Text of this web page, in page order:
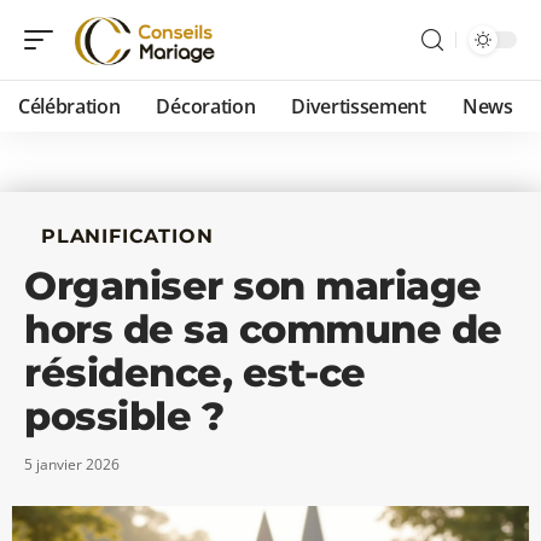
Célébration Décoration Divertissement News
PLANIFICATION
Organiser son mariage
hors de sa commune de
résidence, est-ce
possible ?
5 janvier 2026